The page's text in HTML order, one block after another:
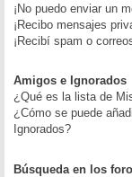
¡No puedo enviar un
¡Recibo mensajes
¡Recibí spam o
Amigos e Ignorados
¿Qué es la lista de
¿Cómo se puede
Ignorados?
Búsqueda en los